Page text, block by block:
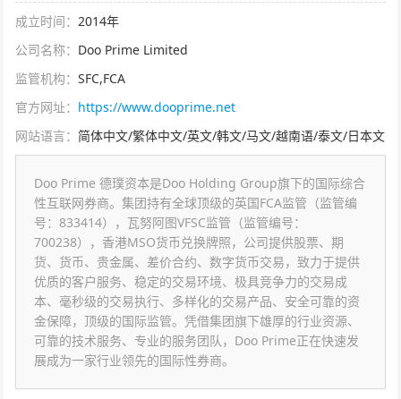
成立时间： 2014年
公司名称： Doo Prime Limited
监管机构： SFC,FCA
官方网址： https://www.dooprime.net
网站语言： 简体中文/繁体中文/英文/韩文/马文/越南语/泰文/日本文
Doo Prime 德璞资本是Doo Holding Group旗下的国际综合
性互联网券商。集团持有全球顶级的英国FCA监管（监管编
号：833414），瓦努阿图VFSC监管（监管编号：
700238），香港MSO货币兑换牌照，公司提供股票、期
货、货币、贵金属、差价合约、数字货币交易，致力于提供
优质的客户服务、稳定的交易环境、极具竞争力的交易成
本、毫秒级的交易执行、多样化的交易产品、安全可靠的资
金保障，顶级的国际监管。凭借集团旗下雄厚的行业资源、
可靠的技术服务、专业的服务团队，Doo Prime正在快速发
展成为一家行业领先的国际性券商。